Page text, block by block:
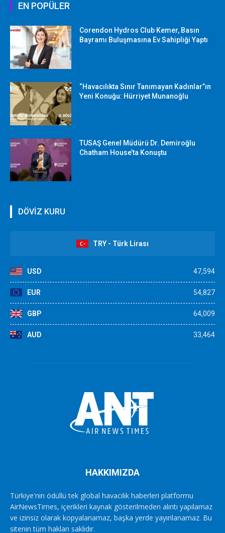
EN POPÜLER
Corendon Hydros Club Kemer, Basın
Bayramı Buluşmasına Ev Sahipliği Yaptı
“Havacılıkta Sınır Tanımayan Kadınlar”ın
Yeni Konuğu: Hürriyet Munanoğlu
TUSAŞ Genel Müdürü Dr. Demiroğlu
Chatham House’ta Konuştu
DÖVİZ KURU
TRY - Türk Lirası
USD 47,594
EUR 54,827
GBP 64,009
AUD 33,464
HAKKIMIZDA
Türkiye'nin ödüllü tek global havacılık haberleri platformu
AirNewsTimes, içerikleri kaynak gösterilmeden alıntı yapılamaz
ve izinsiz olarak kopyalanamaz, başka yerde yayınlanamaz. Bu
sitenin tüm hakları saklıdır.